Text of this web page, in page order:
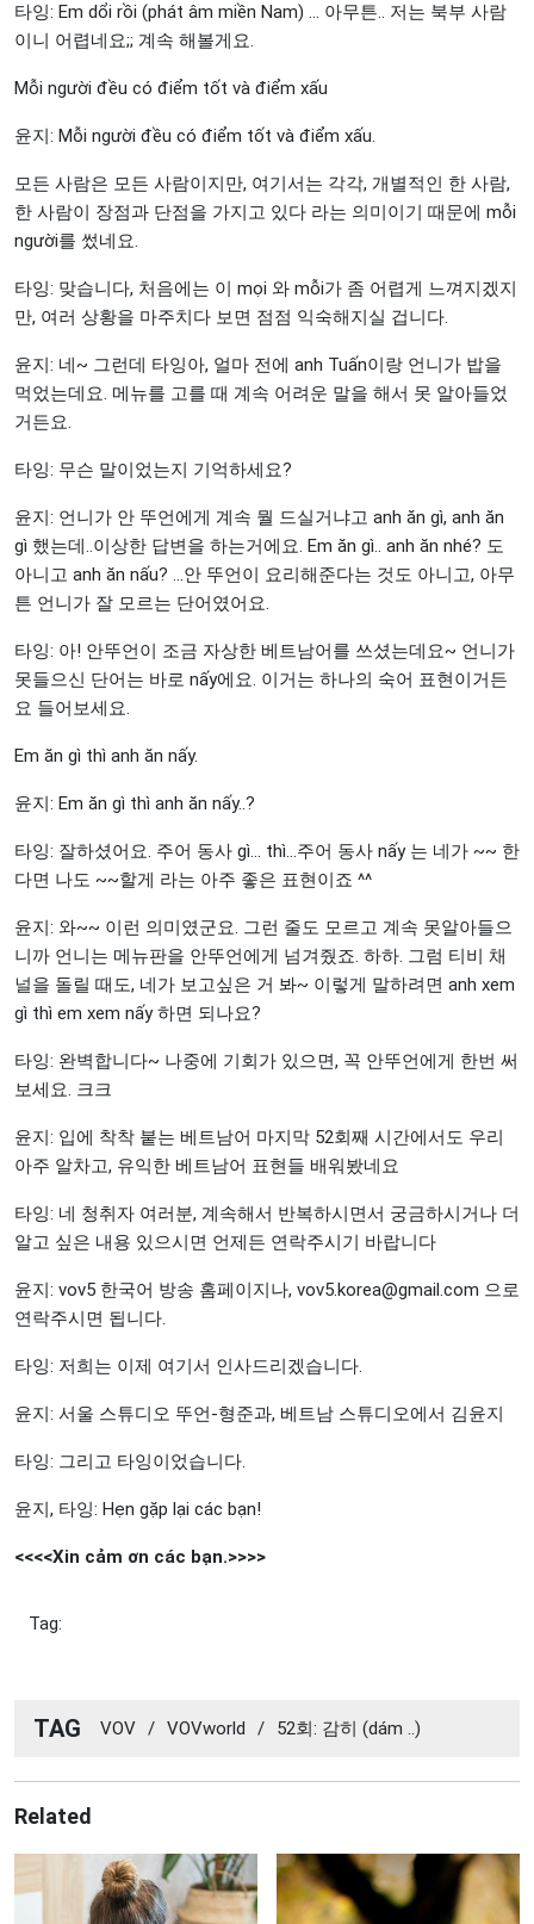
타잉: Em dổi rồi (phát âm miền Nam) ... 아무튼.. 저는 북부 사람
이니 어렵네요;; 계속 해볼게요.
Mỗi người đều có điểm tốt và điểm xấu
윤지: Mỗi người đều có điểm tốt và điểm xấu.
모든 사람은 모든 사람이지만, 여기서는 각각, 개별적인 한 사람,
한 사람이 장점과 단점을 가지고 있다 라는 의미이기 때문에 mỗi
người를 썼네요.
타잉: 맞습니다, 처음에는 이 mọi 와 mỗi가 좀 어렵게 느껴지겠지
만, 여러 상황을 마주치다 보면 점점 익숙해지실 겁니다.
윤지: 네~ 그런데 타잉아, 얼마 전에 anh Tuấn이랑 언니가 밥을
먹었는데요. 메뉴를 고를 때 계속 어려운 말을 해서 못 알아들었
거든요.
타잉: 무슨 말이었는지 기억하세요?
윤지: 언니가 안 뚜언에게 계속 뭘 드실거냐고 anh ăn gì, anh ăn
gì 했는데..이상한 답변을 하는거에요. Em ăn gì.. anh ăn nhé? 도
아니고 anh ăn nấu? ...안 뚜언이 요리해준다는 것도 아니고, 아무
튼 언니가 잘 모르는 단어였어요.
타잉: 아! 안뚜언이 조금 자상한 베트남어를 쓰셨는데요~ 언니가
못들으신 단어는 바로 nấy에요. 이거는 하나의 숙어 표현이거든
요 들어보세요.
Em ăn gì thì anh ăn nấy.
윤지: Em ăn gì thì anh ăn nấy..?
타잉: 잘하셨어요. 주어 동사 gì... thì...주어 동사 nấy 는 네가 ~~ 한
다면 나도 ~~할게 라는 아주 좋은 표현이죠 ^^
윤지: 와~~ 이런 의미였군요. 그런 줄도 모르고 계속 못알아들으
니까 언니는 메뉴판을 안뚜언에게 넘겨줬죠. 하하. 그럼 티비 채
널을 돌릴 때도, 네가 보고싶은 거 봐~ 이렇게 말하려면 anh xem
gì thì em xem nấy 하면 되나요?
타잉: 완벽합니다~ 나중에 기회가 있으면, 꼭 안뚜언에게 한번 써
보세요. 크크
윤지: 입에 착착 붙는 베트남어 마지막 52회째 시간에서도 우리
아주 알차고, 유익한 베트남어 표현들 배워봤네요
타잉: 네 청취자 여러분, 계속해서 반복하시면서 궁금하시거나 더
알고 싶은 내용 있으시면 언제든 연락주시기 바랍니다
윤지: vov5 한국어 방송 홈페이지나, vov5.korea@gmail.com 으로
연락주시면 됩니다.
타잉: 저희는 이제 여기서 인사드리겠습니다.
윤지: 서울 스튜디오 뚜언-형준과, 베트남 스튜디오에서 김윤지
타잉: 그리고 타잉이었습니다.
윤지, 타잉: Hẹn gặp lại các bạn!
<<<<Xin cảm ơn các bạn.>>>>
Tag:
TAG VOV / VOVworld / 52회: 감히 (dám ..)
Related